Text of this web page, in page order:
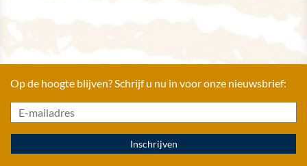
Op de hoogte blijven? Schrijf u nu in voor onze nieuwsbrief: